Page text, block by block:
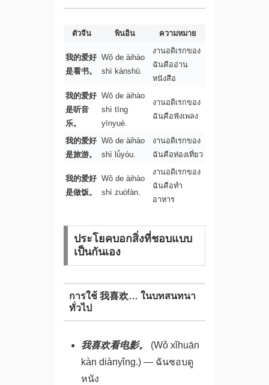
ตัวจีน พินอิน ความหมาย
我的爱好
是看书。
Wǒ de àihào
shì kànshū.
งานอดิเรกของ
ฉันคืออ่าน
หนังสือ
我的爱好
是听音
乐。
Wǒ de àihào
shì tīng
yīnyuè.
งานอดิเรกของ
ฉันคือฟังเพลง
我的爱好
是旅游。
Wǒ de àihào
shì lǚyóu.
งานอดิเรกของ
ฉันคือท่องเที่ยว
我的爱好
是做饭。
Wǒ de àihào
shì zuòfàn.
งานอดิเรกของ
ฉันคือทำ
อาหาร
ประโยคบอกสิ่งที่ชอบแบบ
เป็นกันเอง
การใช้ 我喜欢… ในบทสนทนา
ทั่วไป
我喜欢看电影。
(Wǒ xǐhuān
kàn diànyǐng.) — ฉันชอบดู
หนัง